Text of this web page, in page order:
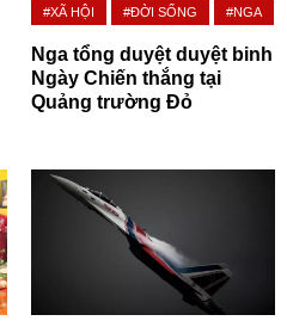
#XÃ HỘI #ĐỜI SỐNG #NGA
Nga tổng duyệt duyệt binh
Ngày Chiến thắng tại
Quảng trường Đỏ